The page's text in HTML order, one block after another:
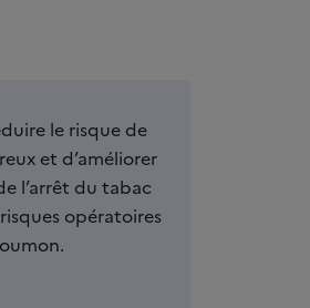
le risque de
et d’améliorer
l’arrêt du tabac
opératoires